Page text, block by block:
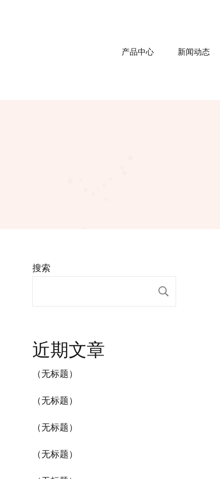
产品中心 新闻动态
搜索
近期文章
（无标题）
（无标题）
（无标题）
（无标题）